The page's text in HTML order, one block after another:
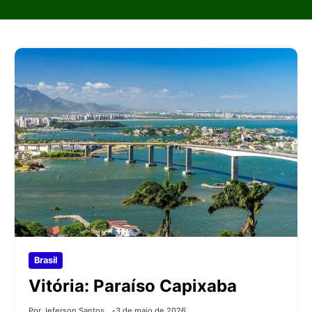
Brasil
Vitória: Paraíso Capixaba